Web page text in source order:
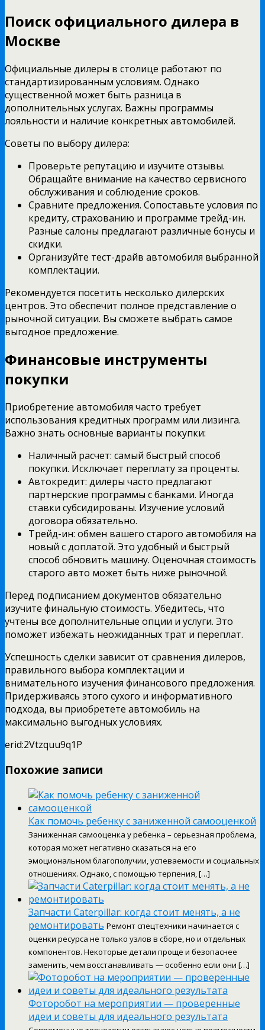
Поиск официального дилера в
Москве
Официальные дилеры в столице работают по
стандартизированным условиям. Однако
существенной может быть разница в
дополнительных услугах. Важны программы
лояльности и наличие конкретных автомобилей.
Советы по выбору дилера:
Проверьте репутацию и изучите отзывы.
Обращайте внимание на качество сервисного
обслуживания и соблюдение сроков.
Сравните предложения. Сопоставьте условия по
кредиту, страхованию и программе трейд-ин.
Разные салоны предлагают различные бонусы и
скидки.
Организуйте тест-драйв автомобиля выбранной
комплектации.
Рекомендуется посетить несколько дилерских
центров. Это обеспечит полное представление о
рыночной ситуации. Вы сможете выбрать самое
выгодное предложение.
Финансовые инструменты
покупки
Приобретение автомобиля часто требует
использования кредитных программ или лизинга.
Важно знать основные варианты покупки:
Наличный расчет: самый быстрый способ
покупки. Исключает переплату за проценты.
Автокредит: дилеры часто предлагают
партнерские программы с банками. Иногда
ставки субсидированы. Изучение условий
договора обязательно.
Трейд-ин: обмен вашего старого автомобиля на
новый с доплатой. Это удобный и быстрый
способ обновить машину. Оценочная стоимость
старого авто может быть ниже рыночной.
Перед подписанием документов обязательно
изучите финальную стоимость. Убедитесь, что
учтены все дополнительные опции и услуги. Это
поможет избежать неожиданных трат и переплат.
Успешность сделки зависит от сравнения дилеров,
правильного выбора комплектации и
внимательного изучения финансового предложения.
Придерживаясь этого сухого и информативного
подхода, вы приобретете автомобиль на
максимально выгодных условиях.
erid:2Vtzquu9q1P
Похожие записи
Как помочь ребенку с заниженной самооценкой
Заниженная самооценка у ребенка – серьезная проблема,
которая может негативно сказаться на его
эмоциональном благополучии, успеваемости и социальных
отношениях. Однако, с помощью терпения, […]
Запчасти Caterpillar: когда стоит менять, а не
ремонтировать Ремонт спецтехники начинается с
оценки ресурса не только узлов в сборе, но и отдельных
компонентов. Некоторые детали проще и безопаснее
заменить, чем восстанавливать — особенно если они […]
Фоторобот на мероприятии — проверенные
идеи и советы для идеального результата